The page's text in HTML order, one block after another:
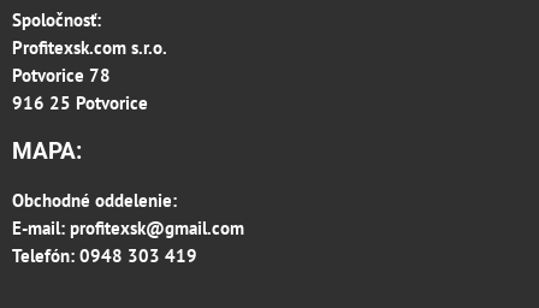
Spoločnosť:
Profitexsk.com s.r.o.
Potvorice 78
916 25 Potvorice
MAPA:
Obchodné oddelenie:
E-mail: profitexsk@gmail.com
Telefón: 0948 303 419